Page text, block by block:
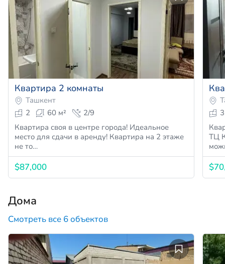
Квартира 2 комнаты
Ташкент
2
60 м²
2/9
Квартира своя в центре города! Идеальное
место для сдачи в аренду! Квартира на 2 этаже
не то…
$87,000
3
ТЦ
Дома
Смотреть все 6 объектов